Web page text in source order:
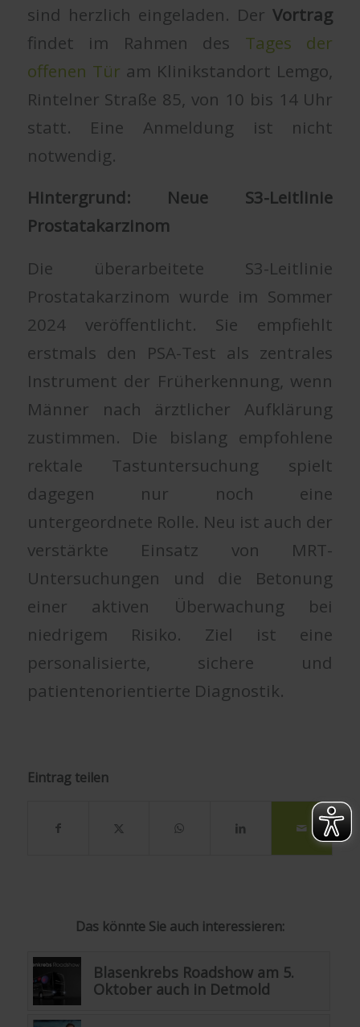
sind herzlich eingeladen. DerVortrag
findet im Rahmen des Tages der
offenen Tür am Klinikstandort Lemgo,
Rintelner Straße 85, von 10 bis 14 Uhr
statt. Eine Anmeldung ist nicht
notwendig.
Hintergrund: Neue S3-Leitlinie
Prostatakarzinom
Die überarbeitete S3-Leitlinie
Prostatakarzinom wurde im Sommer
2024 veröffentlicht. Sie empfiehlt
erstmals den PSA-Test als zentrales
Instrument der Früherkennung, wenn
Männer nach ärztlicher Aufklärung
zustimmen. Die bislang empfohlene
rektale Tastuntersuchung spielt
dagegen nur noch eine
untergeordnete Rolle. Neu ist auch der
verstärkte Einsatz von MRT-
Untersuchungen und die Betonung
einer aktiven Überwachung bei
niedrigem Risiko. Ziel ist eine
personalisierte, sichere und
patientenorientierte Diagnostik.
Eintrag teilen
Das könnte Sie auch interessieren:
Blasenkrebs Roadshow am 5.
Oktober auch in Detmold